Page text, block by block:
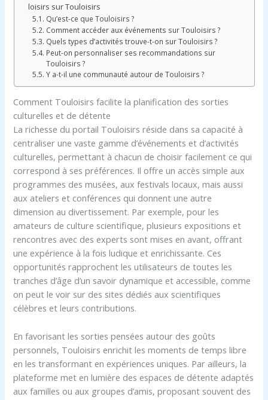
loisirs sur Touloisirs
Qu’est-ce que Touloisirs ?
Comment accéder aux événements sur Touloisirs ?
Quels types d’activités trouve-t-on sur Touloisirs ?
Peut-on personnaliser ses recommandations sur
Touloisirs ?
Y a-t-il une communauté autour de Touloisirs ?
Comment Touloisirs facilite la planification des sorties
culturelles et de détente
La richesse du portail Touloisirs réside dans sa capacité à
centraliser une vaste gamme d’événements et d’activités
culturelles, permettant à chacun de choisir facilement ce qui
correspond à ses préférences. Il offre un accès simple aux
programmes des musées, aux festivals locaux, mais aussi
aux ateliers et conférences qui donnent une autre
dimension au divertissement. Par exemple, pour les
amateurs de culture scientifique, plusieurs expositions et
rencontres avec des experts sont mises en avant, offrant
une expérience à la fois ludique et enrichissante. Ces
opportunités rapprochent les utilisateurs de toutes les
tranches d’âge d’un savoir dynamique et accessible, comme
on peut le voir sur des sites dédiés aux scientifiques
célèbres et leurs contributions.
En favorisant les sorties pensées autour des goûts
personnels, Touloisirs enrichit les moments de temps libre
en les transformant en expériences uniques. Par ailleurs, la
plateforme met en lumière des espaces de détente adaptés
aux familles ou aux groupes d’amis, proposant souvent des